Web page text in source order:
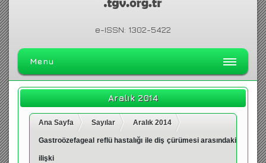
e-ISSN: 1302-5422
Menu
ANA SAYFA
DERGİ HAKKINDA
ARŞİV
Aralık 2014
Ana Sayfa Sayılar Aralık 2014
Gastroözefageal reflü hastalığı ile diş çürümesi arasındaki
ilişki